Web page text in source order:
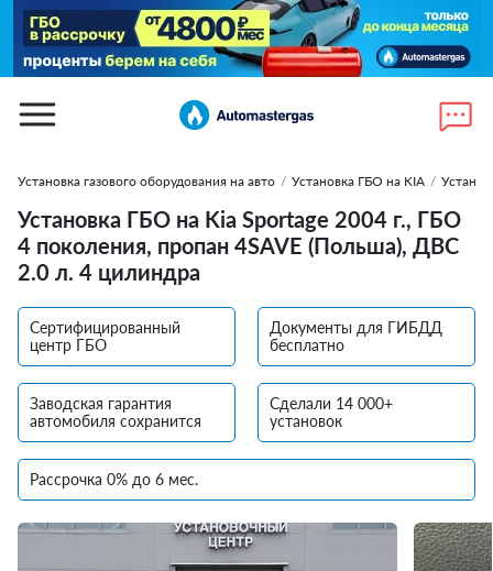
Установка газового оборудования на авто / Установка ГБО на KIA /
Установка ГБО на Kia Sportage 2004 г., ГБО
4 поколения, пропан 4SAVE (Польша), ДВС
2.0 л. 4 цилиндра
Сертифицированный
центр ГБО
Документы для ГИБДД
бесплатно
Заводская гарантия
автомобиля сохранится
Сделали 14 000+
установок
Рассрочка 0% до 6 мес.